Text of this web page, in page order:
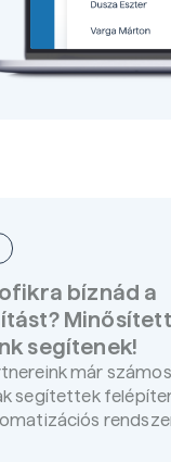
bíznád a
Minősített
segítenek!
már
segítettek